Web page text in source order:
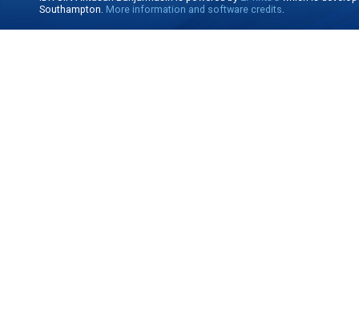
Southampton. More information and software credits.